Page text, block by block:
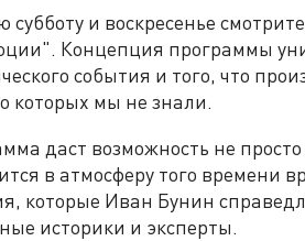
субботу и воскресенье
Концепция программы
события и того, что
которых мы не знали.
даст возможность не
в атмосферу того времени
которые Иван Бунин
историки и эксперты.